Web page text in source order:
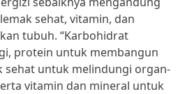
sehat, vitamin, dan
tubuh. “Karbohidrat
protein untuk membangun
sehat untuk melindungi organ-
vitamin dan mineral untuk